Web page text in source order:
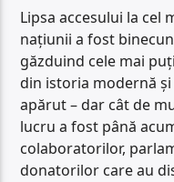
Lipsa accesului la cel
națiunii a fost
găzduind cele mai
din istoria modernă
apărut – dar cât de
lucru a fost până
colaboratorilor,
donatorilor care au